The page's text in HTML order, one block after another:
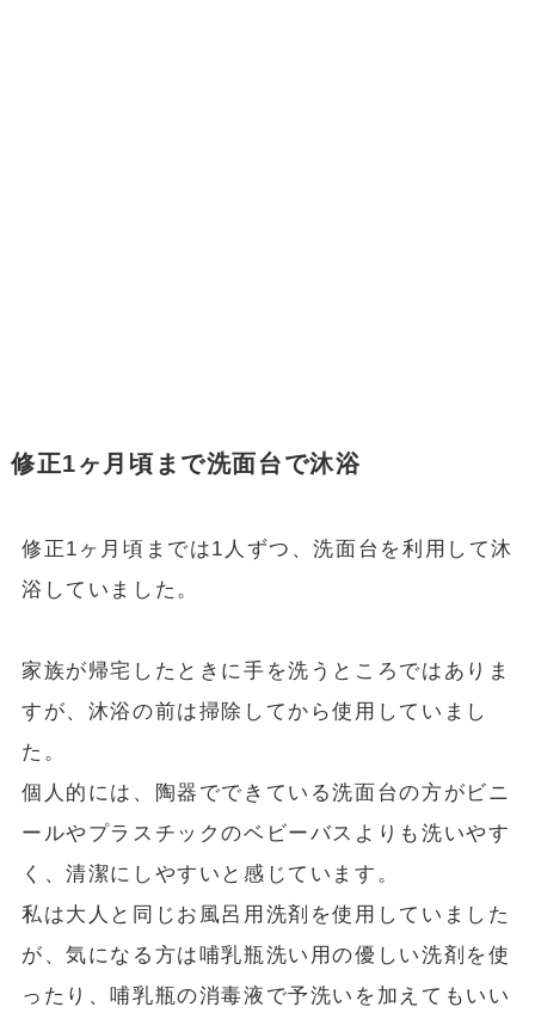
修正1ヶ月頃まで洗面台で沐浴
修正1ヶ月頃までは1人ずつ、洗面台を利用して沐
浴していました。
家族が帰宅したときに手を洗うところではありま
すが、沐浴の前は掃除してから使用していまし
た。
個人的には、陶器でできている洗面台の方がビニ
ールやプラスチックのベビーバスよりも洗いやす
く、清潔にしやすいと感じています。
私は大人と同じお風呂用洗剤を使用していました
が、気になる方は哺乳瓶洗い用の優しい洗剤を使
ったり、哺乳瓶の消毒液で予洗いを加えてもいい